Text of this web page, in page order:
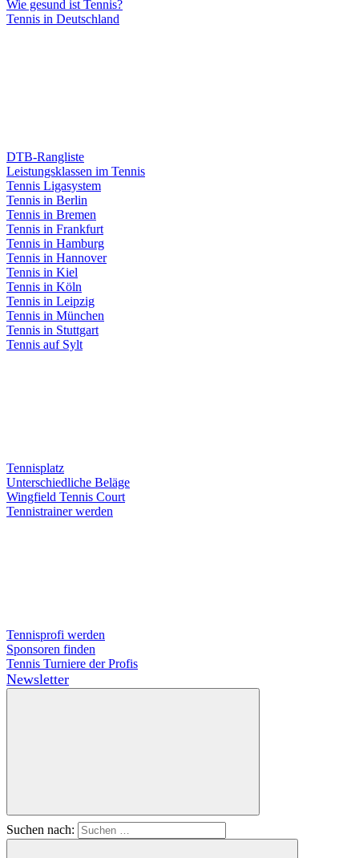
Wie gesund ist Tennis?
Tennis in Deutschland
DTB-Rangliste
Leistungsklassen im Tennis
Tennis Ligasystem
Tennis in Berlin
Tennis in Bremen
Tennis in Frankfurt
Tennis in Hamburg
Tennis in Hannover
Tennis in Kiel
Tennis in Köln
Tennis in Leipzig
Tennis in München
Tennis in Stuttgart
Tennis auf Sylt
Tennisplatz
Unterschiedliche Beläge
Wingfield Tennis Court
Tennistrainer werden
Tennisprofi werden
Sponsoren finden
Tennis Turniere der Profis
Newsletter
Suchen nach: